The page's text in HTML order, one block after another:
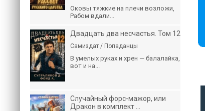
Оковы тяжкие на плечи возложи,
Рабом вдали...
Двадцать два несчастья. Том 12
Самиздат / Попаданцы
В умелых руках и хрен — балалайка,
вот и на...
Случайный форс-мажор, или
Дракон в комплект ...